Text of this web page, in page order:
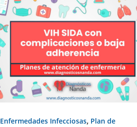
Enfermedades Infecciosas, Plan de